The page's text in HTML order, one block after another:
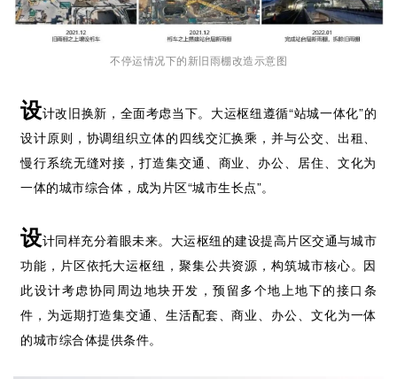
不停运情况下的新旧雨棚改造示意图
设计改旧换新，全面考虑当下。大运枢纽遵循“站城一体化”的
设计原则，协调组织立体的四线交汇换乘，并与公交、出租、
慢行系统无缝对接，打造集交通、商业、办公、居住、文化为
一体的城市综合体，成为片区“城市生长点”。
设计同样充分着眼未来。大运枢纽的建设提高片区交通与城市
功能，片区依托大运枢纽，聚集公共资源，构筑城市核心。因
此设计考虑协同周边地块开发，预留多个地上地下的接口条
件，为远期打造集交通、生活配套、商业、办公、文化为一体
的城市综合体提供条件。